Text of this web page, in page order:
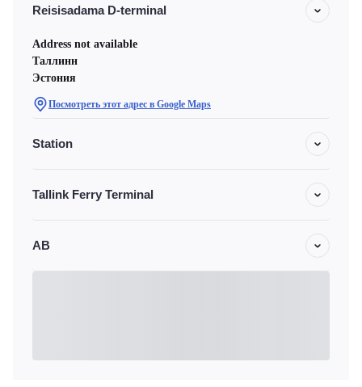
Reisisadama D-terminal
Address not available
Таллинн
Эстония
Посмотреть этот адрес в Google Maps
Station
Tallink Ferry Terminal
АВ